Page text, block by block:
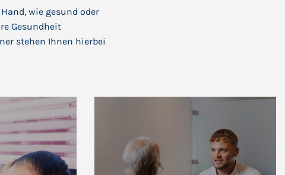
wie gesund oder
Gesundheit
stehen Ihnen hierbei